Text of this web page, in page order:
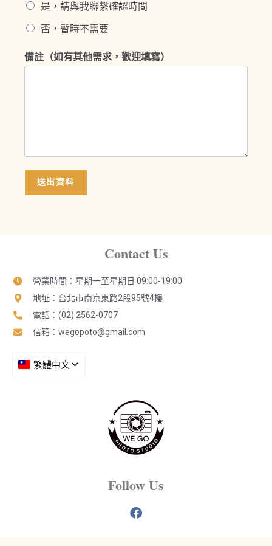
是，請與我聯繫確認時間
否，暫時不需要
備註（如有其他需求，歡迎填寫）
送出資料
Contact Us
營業時間：星期一至星期日 09:00-19:00
地址：台北市南京東路2段95號4樓
電話：(02) 2562-0707
信箱： wegopoto@gmail.com
Follow Us